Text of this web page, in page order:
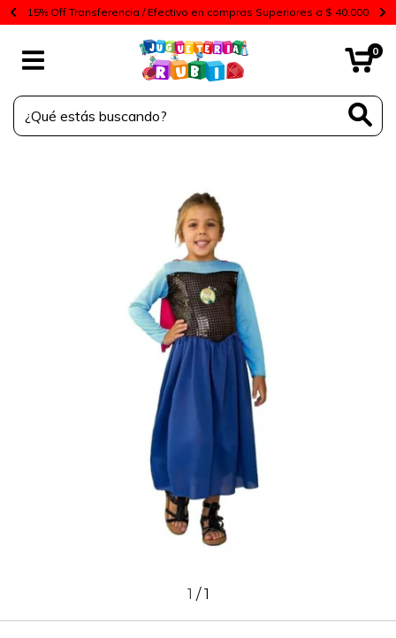
15% Off Transferencia / Efectivo en compras Superiores a $ 40.000
0
1 /1